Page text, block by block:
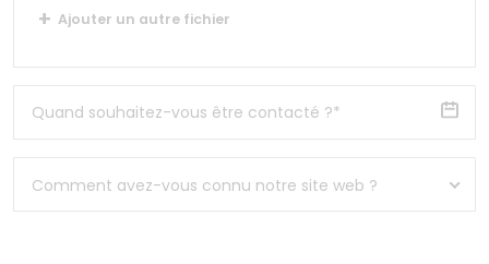
Ajouter un autre fichier
Comment avez-vous connu notre site web ?